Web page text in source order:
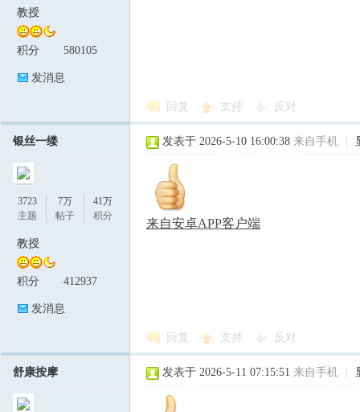
教授
积分 580105
发消息
回复 支持 反对
银丝一缕
3723
主题
7万
帖子
41万
积分
教授
积分 412937
发消息
发表于 2026-5-10 16:00:38 来自手机
来自安卓APP客户端
回复 支持 反对
舒康按摩 发表于 2026-5-11 07:15:51 来自手机